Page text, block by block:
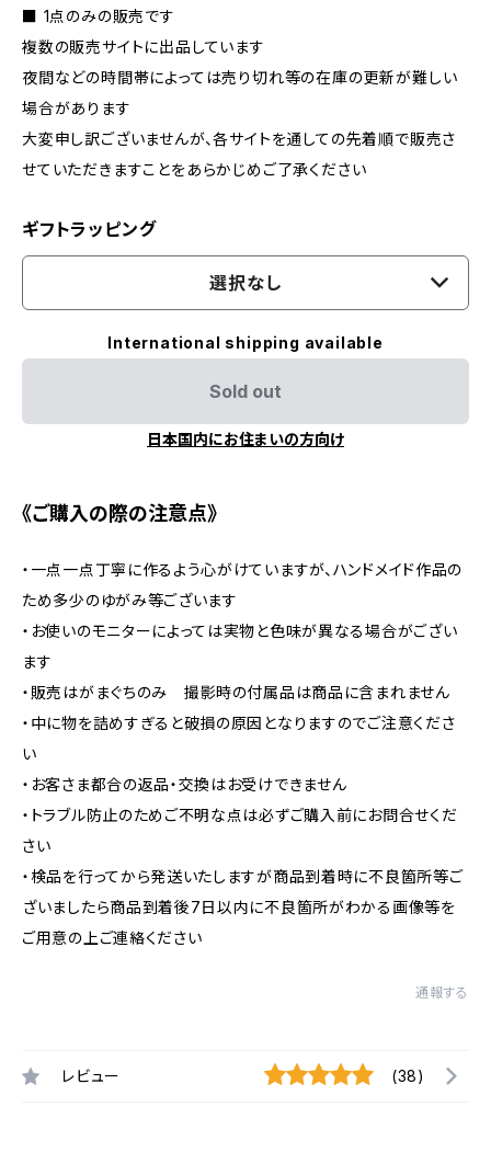
■ 1点のみの販売です
複数の販売サイトに出品しています
夜間などの時間帯によっては売り切れ等の在庫の更新が難しい
場合があります
大変申し訳ございませんが、各サイトを通しての先着順で販売さ
せていただきますことをあらかじめご了承ください
ギフトラッピング
選択なし
International shipping available
Sold out
日本国内にお住まいの方向け
《ご購入の際の注意点》
・一点一点丁寧に作るよう心がけていますが、ハンドメイド作品の
ため多少のゆがみ等ございます
・お使いのモニターによっては実物と色味が異なる場合がござい
ます
・販売はがまぐちのみ 撮影時の付属品は商品に含まれません
・中に物を詰めすぎると破損の原因となりますのでご注意くださ
い
・お客さま都合の返品・交換はお受けできません
・トラブル防止のためご不明な点は必ずご購入前にお問合せくだ
さい
・検品を行ってから発送いたしますが商品到着時に不良箇所等ご
ざいましたら商品到着後7日以内に不良箇所がわかる画像等を
ご用意の上ご連絡ください
通報する
レビュー (38)